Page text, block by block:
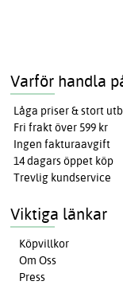
Varför handla
Låga priser & stort
Fri frakt över 599 kr
Ingen fakturaavgift
14 dagars öppet köp
Trevlig kundservice
Viktiga länkar
Köpvillkor
Om Oss
Press